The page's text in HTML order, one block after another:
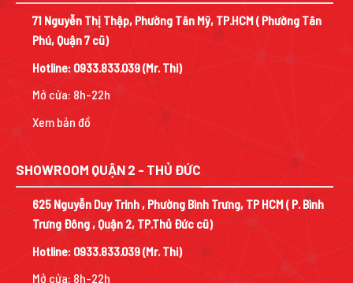
71 Nguyễn Thị Thập, Phường Tân Mỹ, TP.HCM ( Phường Tân
Phú, Quận 7 cũ)
Hotline: 0933.833.039(Mr. Thi)
Mở cửa: 8h-22h
Xem bản đồ
SHOWROOM QUẬN 2 - THỦ ĐỨC
625 Nguyễn Duy Trinh , Phường Bình Trưng, TP HCM ( P. Bình
Trưng Đông , Quận 2, TP.Thủ Đức cũ)
Hotline: 0933.833.039(Mr. Thi)
Mở cửa: 8h-22h